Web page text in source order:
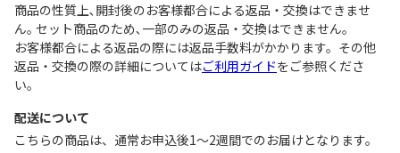
商品の性質上､開封後のお客様都合による返品・交換はできませ
ん｡ セット商品のため､一部のみの返品・交換はできません｡
お客様都合による返品の際には返品手数料がかかります。その他
返品・交換の際の詳細についてはご利用ガイドをご参照くださ
い。
配送について
こちらの商品は、通常お申込後1～2週間でのお届けとなります。